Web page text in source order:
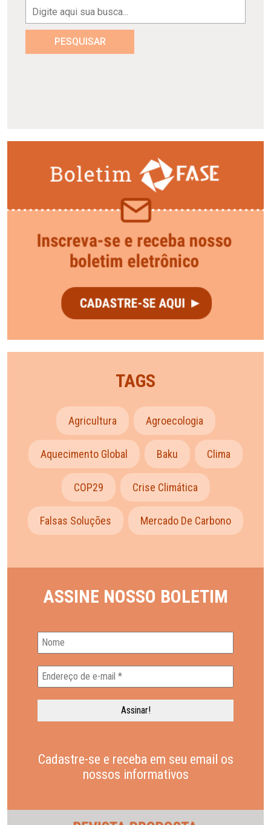
PESQUISAR
TAGS
Agricultura Agroecologia
Aquecimento Global Baku Clima
COP29 Crise Climática
Falsas Soluções Mercado De Carbono
ASSINE NOSSO BOLETIM
Cadastre-se e receba em seu email os
nossos informativos